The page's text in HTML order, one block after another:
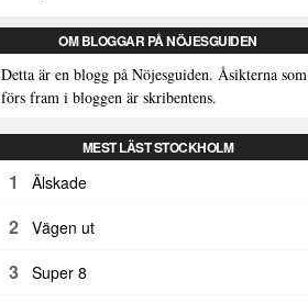
OM BLOGGAR PÅ NÖJESGUIDEN
Detta är en blogg på Nöjesguiden. Åsikterna som
förs fram i bloggen är skribentens.
MEST LÄST STOCKHOLM
1 Älskade
2 Vägen ut
3 Super 8